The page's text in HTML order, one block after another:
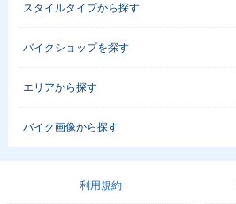
スタイルタイプから探す
バイクショップを探す
エリアから探す
バイク画像から探す
利用規約